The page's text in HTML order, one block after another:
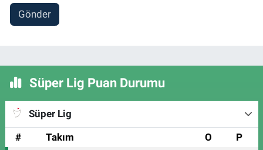
Gönder
Süper Lig Puan Durumu
Süper Lig
#
Takım O P